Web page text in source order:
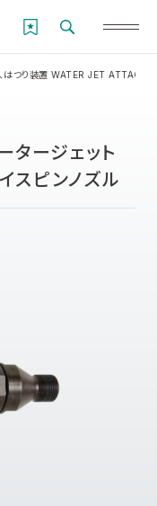
、はつり装置 WATER JET
ージェット
スピンノズル